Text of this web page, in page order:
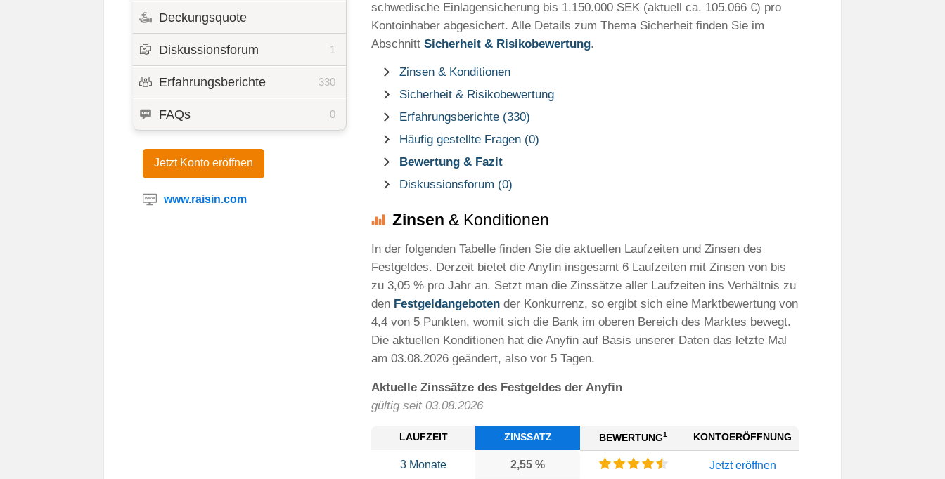
Deckungsquote
Diskussionsforum 1
Erfahrungsberichte 330
FAQs 0
Jetzt Konto eröffnen
www.raisin.com
schwedische Einlagensicherung bis 1.150.000 SEK (aktuell ca. 105.066 €) pro
Kontoinhaber abgesichert. Alle Details zum Thema Sicherheit finden Sie im
Abschnitt Sicherheit & Risikobewertung.
Zinsen & Konditionen
Sicherheit & Risikobewertung
Erfahrungsberichte (330)
Häufig gestellte Fragen (0)
Bewertung & Fazit
Diskussionsforum (0)
Zinsen & Konditionen
In der folgenden Tabelle finden Sie die aktuellen Laufzeiten und Zinsen des
Festgeldes. Derzeit bietet die Anyfin insgesamt 6 Laufzeiten mit Zinsen von bis
zu 3,05 % pro Jahr an. Setzt man die Zinssätze aller Laufzeiten ins Verhältnis zu
den Festgeldangeboten der Konkurrenz, so ergibt sich eine Marktbewertung von
4,4 von 5 Punkten, womit sich die Bank im oberen Bereich des Marktes bewegt.
Die aktuellen Konditionen hat die Anyfin auf Basis unserer Daten das letzte Mal
am 03.08.2026 geändert, also vor 5 Tagen.
Aktuelle Zinssätze des Festgeldes der Anyfin
gültig seit 03.08.2026
LAUFZEIT ZINSSATZ BEWERTUNG1 KONTOERÖFFNUNG
3 Monate 2,55 % Jetzt eröffnen